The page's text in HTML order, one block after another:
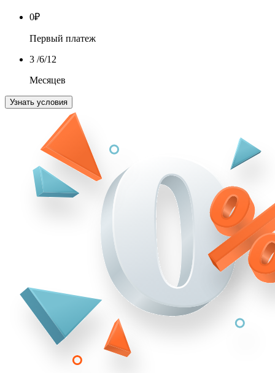
0₽
Первый платеж
3 /6/12
Месяцев
Узнать условия